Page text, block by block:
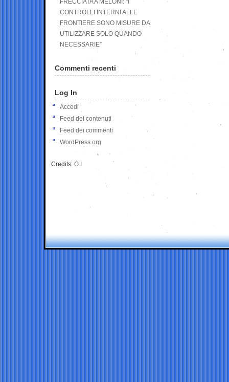
FRECCIATA A MELONI: “I
CONTROLLI INTERNI ALLE
FRONTIERE SONO MISURE DA
UTILIZZARE SOLO QUANDO
NECESSARIE”
Commenti recenti
Log In
Accedi
Feed dei contenuti
Feed dei commenti
WordPress.org
Credits: G.I